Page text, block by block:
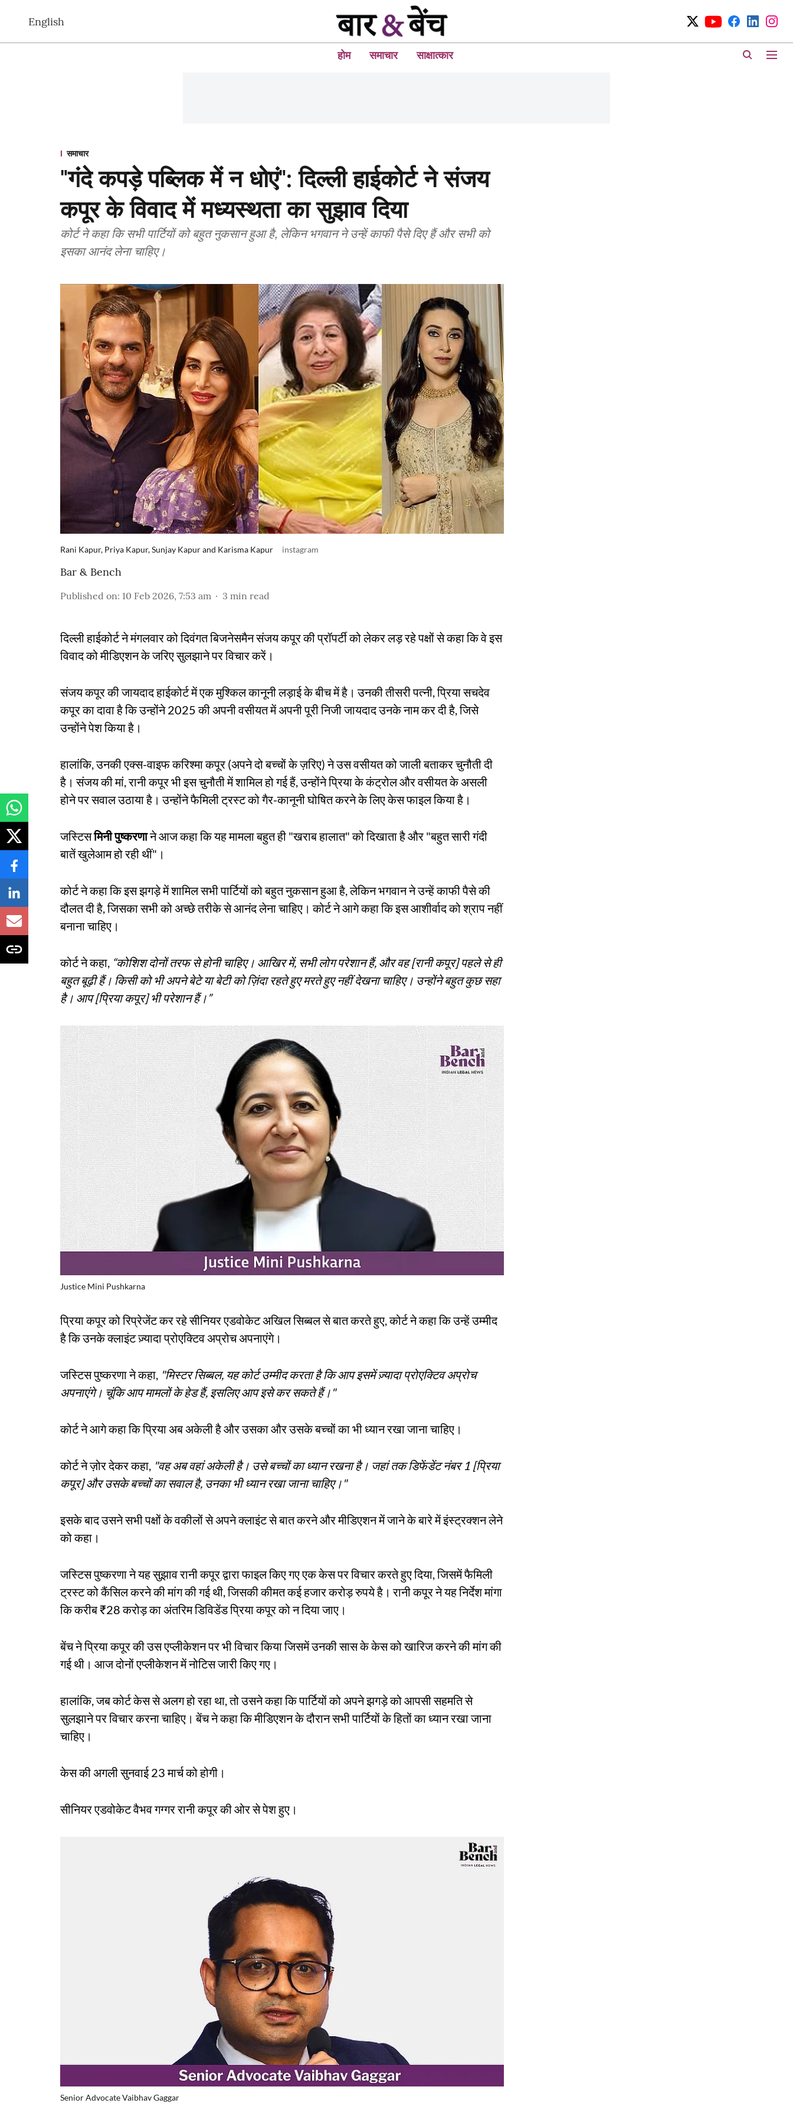
English
होम समाचार साक्षात्कार
समाचार
"गंदे कपड़े पब्लिक में न धोएं": दिल्ली हाईकोर्ट ने संजय
कपूर के विवाद में मध्यस्थता का सुझाव दिया
कोर्ट ने कहा कि सभी पार्टियों को बहुत नुकसान हुआ है, लेकिन भगवान ने उन्हें काफी पैसे दिए हैं और सभी को
इसका आनंद लेना चाहिए।
Rani Kapur, Priya Kapur, Sunjay Kapur and Karisma Kapur instagram
Bar & Bench
Published on: 10 Feb 2026, 7:53 am 3 min read
दिल्ली हाईकोर्ट ने मंगलवार को दिवंगत बिजनेसमैन संजय कपूर की प्रॉपर्टी को लेकर लड़ रहे पक्षों से कहा कि वे इस
विवाद को मीडिएशन के जरिए सुलझाने पर विचार करें।
संजय कपूर की जायदाद हाईकोर्ट में एक मुश्किल कानूनी लड़ाई के बीच में है। उनकी तीसरी पत्नी, प्रिया सचदेव
कपूर का दावा है कि उन्होंने 2025 की अपनी वसीयत में अपनी पूरी निजी जायदाद उनके नाम कर दी है, जिसे
उन्होंने पेश किया है।
हालांकि, उनकी एक्स-वाइफ करिश्मा कपूर (अपने दो बच्चों के ज़रिए) ने उस वसीयत को जाली बताकर चुनौती दी
है। संजय की मां, रानी कपूर भी इस चुनौती में शामिल हो गई हैं, उन्होंने प्रिया के कंट्रोल और वसीयत के असली
होने पर सवाल उठाया है। उन्होंने फैमिली ट्रस्ट को गैर-कानूनी घोषित करने के लिए केस फाइल किया है।
जस्टिसमिनी पुष्करणाने आज कहा कि यह मामला बहुत ही "खराब हालात" को दिखाता है और "बहुत सारी गंदी
बातें खुलेआम हो रही थीं"।
कोर्ट ने कहा कि इस झगड़े में शामिल सभी पार्टियों को बहुत नुकसान हुआ है, लेकिन भगवान ने उन्हें काफी पैसे की
दौलत दी है, जिसका सभी को अच्छे तरीके से आनंद लेना चाहिए। कोर्ट ने आगे कहा कि इस आशीर्वाद को श्राप नहीं
बनाना चाहिए।
कोर्ट ने कहा, “कोशिश दोनों तरफ से होनी चाहिए। आखिर में, सभी लोग परेशान हैं, और वह [रानी कपूर] पहले से ही
बहुत बूढ़ी हैं। किसी को भी अपने बेटे या बेटी को ज़िंदा रहते हुए मरते हुए नहीं देखना चाहिए। उन्होंने बहुत कुछ सहा
है। आप [प्रिया कपूर] भी परेशान हैं।”
Justice Mini Pushkarna
प्रिया कपूर को रिप्रेजेंट कर रहे सीनियर एडवोकेट अखिल सिब्बल से बात करते हुए, कोर्ट ने कहा कि उन्हें उम्मीद
है कि उनके क्लाइंट ज़्यादा प्रोएक्टिव अप्रोच अपनाएंगे।
जस्टिस पुष्करणा ने कहा, "मिस्टर सिब्बल, यह कोर्ट उम्मीद करता है कि आप इसमें ज़्यादा प्रोएक्टिव अप्रोच
अपनाएंगे। चूंकि आप मामलों के हेड हैं, इसलिए आप इसे कर सकते हैं।"
कोर्ट ने आगे कहा कि प्रिया अब अकेली है और उसका और उसके बच्चों का भी ध्यान रखा जाना चाहिए।
कोर्ट ने ज़ोर देकर कहा, "वह अब वहां अकेली है। उसे बच्चों का ध्यान रखना है। जहां तक ​​डिफेंडेंट नंबर 1 [प्रिया
कपूर] और उसके बच्चों का सवाल है, उनका भी ध्यान रखा जाना चाहिए।"
इसके बाद उसने सभी पक्षों के वकीलों से अपने क्लाइंट से बात करने और मीडिएशन में जाने के बारे में इंस्ट्रक्शन लेने
को कहा।
जस्टिस पुष्करणा ने यह सुझाव रानी कपूर द्वारा फाइल किए गए एक केस पर विचार करते हुए दिया, जिसमें फैमिली
ट्रस्ट को कैंसिल करने की मांग की गई थी, जिसकी कीमत कई हजार करोड़ रुपये है। रानी कपूर ने यह निर्देश मांगा
कि करीब ₹28 करोड़ का अंतरिम डिविडेंड प्रिया कपूर को न दिया जाए।
बेंच ने प्रिया कपूर की उस एप्लीकेशन पर भी विचार किया जिसमें उनकी सास के केस को खारिज करने की मांग की
गई थी। आज दोनों एप्लीकेशन में नोटिस जारी किए गए।
हालांकि, जब कोर्ट केस से अलग हो रहा था, तो उसने कहा कि पार्टियों को अपने झगड़े को आपसी सहमति से
सुलझाने पर विचार करना चाहिए। बेंच ने कहा कि मीडिएशन के दौरान सभी पार्टियों के हितों का ध्यान रखा जाना
चाहिए।
केस की अगली सुनवाई 23 मार्च को होगी।
सीनियर एडवोकेट वैभव गग्गर रानी कपूर की ओर से पेश हुए।
Senior Advocate Vaibhav Gaggar